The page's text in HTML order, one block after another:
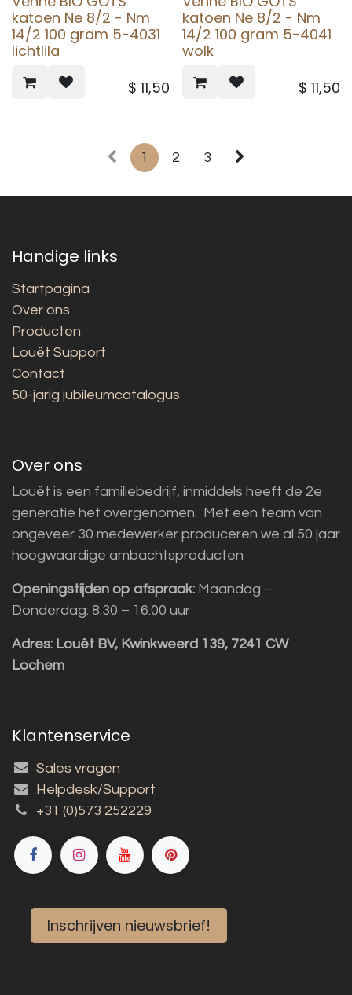
katoen Ne 8/2 - Nm
14/2 100 gram 5-4031
lichtlila
$ 11,50
katoen Ne 8/2 - Nm
14/2 100 gram 5-4041
wolk
$ 11,50
1 2 3
Handige links
Startpagina
Over ons
Producten
Louët Support
Contact
50-jarig jubileumcatalogus
Over ons
Louët is een familiebedrijf, inmiddels heeft de 2e
generatie het overgenomen. Met een team van
ongeveer 30 medewerker produceren we al 50 jaar
hoogwaardige ambachtsproducten
Openingstijden op afspraak: Maandag –
Donderdag: 8:30 – 16:00 uur
Adres: Louët BV, Kwinkweerd 139, 7241 CW
Lochem
Klantenservice
Sales vragen
Helpdesk/Support
+31 (0)573 252229
Inschrijven nieuwsbrief!